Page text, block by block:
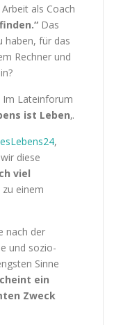
als Coach
Das
haben, für das
Rechner und
Im Lateinforum
ist Leben‚.
,
diese
viel
einem
nach der
und sozio-
Sinne
ein
Zweck